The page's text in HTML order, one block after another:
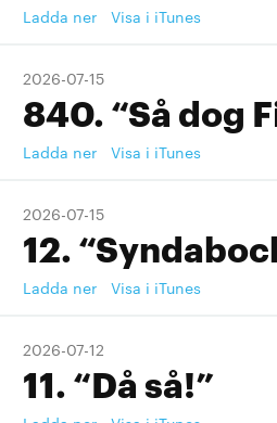
Ladda ner Visa i iTunes
2026-07-15
840. “Så dog
Ladda ner Visa i iTunes
2026-07-15
12.
Ladda ner Visa i iTunes
2026-07-12
11. “Då så!”